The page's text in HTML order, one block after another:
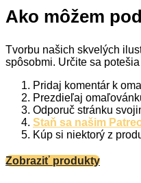
Ako môžem
Tvorbu našich skvelých
spôsobmi. Určite sa
Pridaj komentár k
Prezdieľaj
Odporuč stránku
Staň sa našim
Kúp si niektorý z
Zobraziť produkty